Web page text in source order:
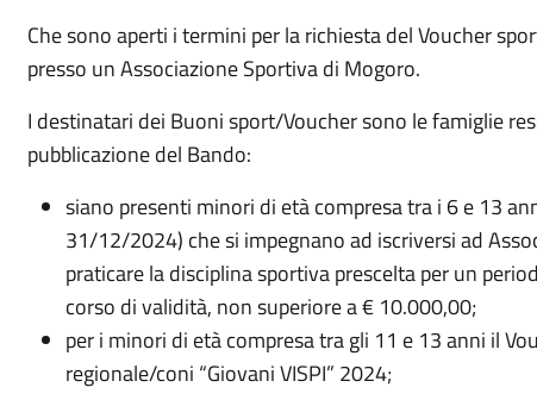
Che sono aperti i termini per la richiesta del Voucher
presso un Associazione Sportiva di Mogoro.
I destinatari dei Buoni sport/Voucher sono le famiglie
pubblicazione del Bando:
siano presenti minori di età compresa tra i 6 e 13
31/12/2024) che si impegnano ad iscriversi ad
praticare la disciplina sportiva prescelta per un
corso di validità, non superiore a € 10.000,00;
per i minori di età compresa tra gli 11 e 13 anni il
regionale/coni “Giovani VISPI” 2024;